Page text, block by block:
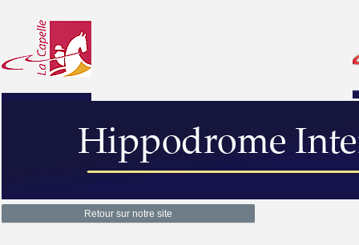
Retour sur notre site